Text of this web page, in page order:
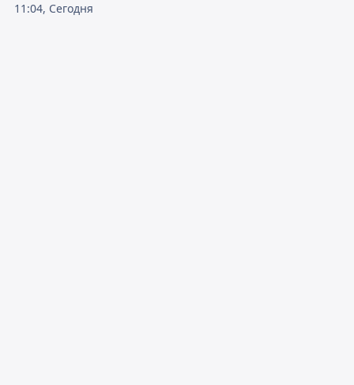
11:04, Сегодня